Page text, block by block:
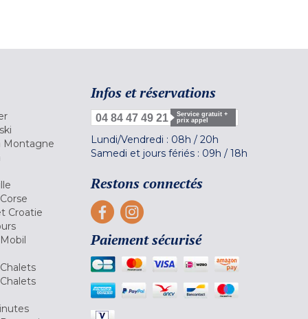
Montagne
Croatie
Infos et réservations
04 84 47 49 21
Service gratuit +
prix appel
Lundi/Vendredi : 08h / 20h
Samedi et jours fériés : 09h / 18h
Restons connectés
Paiement sécurisé